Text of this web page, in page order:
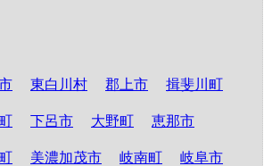
東白川村 郡上市 揖斐川町
下呂市 大野町 恵那市
美濃加茂市 岐南町 岐阜市